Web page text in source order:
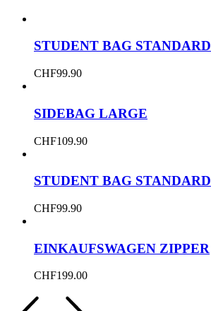
STUDENT BAG STANDARD
CHF99.90
SIDEBAG LARGE
CHF109.90
STUDENT BAG STANDARD
CHF99.90
EINKAUFSWAGEN ZIPPER
CHF199.00